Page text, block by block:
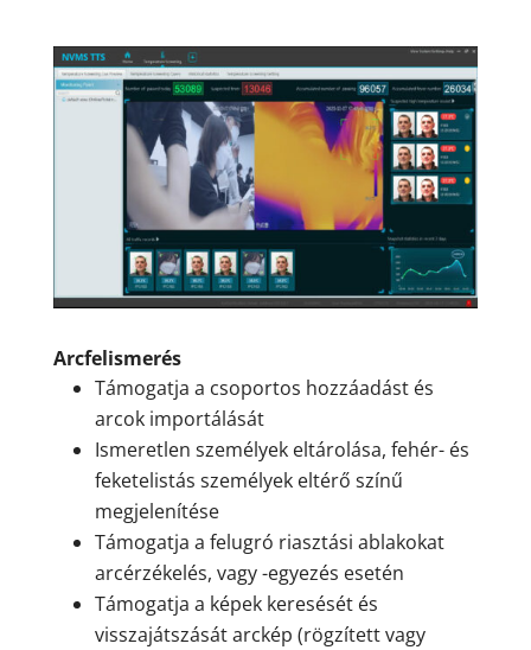
Arcfelismerés
Támogatja a csoportos hozzáadást és
arcok importálását
Ismeretlen személyek eltárolása, fehér- és
feketelistás személyek eltérő színű
megjelenítése
Támogatja a felugró riasztási ablakokat
arcérzékelés, vagy -egyezés esetén
Támogatja a képek keresését és
visszajátszását arckép (rögzített vagy